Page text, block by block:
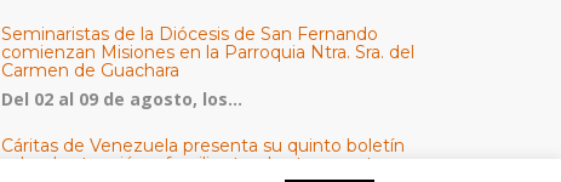
Seminaristas de la Diócesis de San Fernando
comienzan Misiones en la Parroquia Ntra. Sra. del
Carmen de Guachara
Del 02 al 09 de agosto, los...
Cáritas de Venezuela presenta su quinto boletín
sobre la atención a familias tras los terremotos